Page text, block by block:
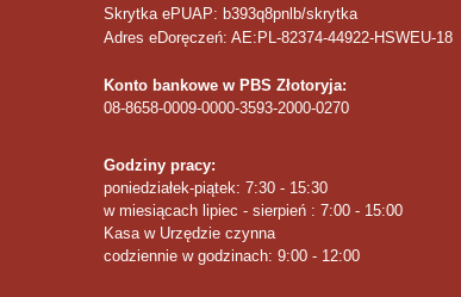
Skrytka ePUAP: b393q8pnlb/skrytka
Adres eDoręczeń: AE:PL-82374-44922-HSWEU-18
Konto bankowe w PBS Złotoryja:
08-8658-0009-0000-3593-2000-0270
Godziny pracy:
poniedziałek-piątek: 7:30 - 15:30
w miesiącach lipiec - sierpień : 7:00 - 15:00
Kasa w Urzędzie czynna
codziennie w godzinach: 9:00 - 12:00